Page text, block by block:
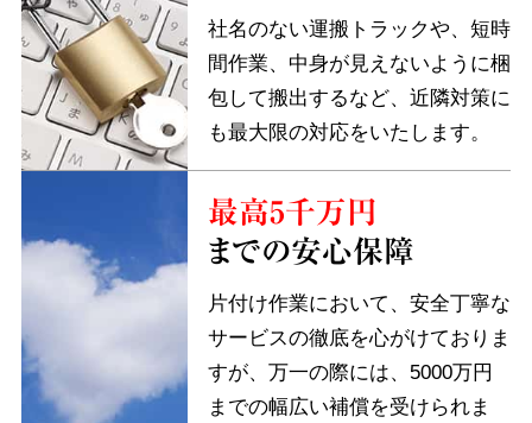
社名のない運搬トラックや、短時
間作業、中身が見えないように梱
包して搬出するなど、近隣対策に
も最大限の対応をいたします。
最高5千万円
までの安心保障
片付け作業において、安全丁寧な
サービスの徹底を心がけておりま
すが、万一の際には、5000万円
までの幅広い補償を受けられま